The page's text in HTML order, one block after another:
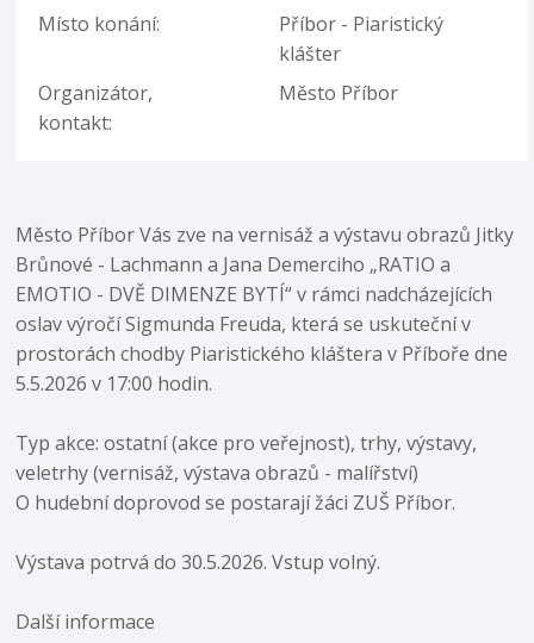
Místo konání:
Příbor - Piaristický
klášter
Organizátor,
kontakt:
Město Příbor
Město Příbor Vás zve na vernisáž a výstavu obrazů Jitky
Brůnové - Lachmann a Jana Demerciho „RATIO a
EMOTIO - DVĚ DIMENZE BYTÍ“ v rámci nadcházejících
oslav výročí Sigmunda Freuda, která se uskuteční v
prostorách chodby Piaristického kláštera v Příboře dne
5.5.2026 v 17:00 hodin.
Typ akce: ostatní (akce pro veřejnost), trhy, výstavy,
veletrhy (vernisáž, výstava obrazů - malířství)
O hudební doprovod se postarají žáci ZUŠ Příbor.
Výstava potrvá do 30.5.2026. Vstup volný.
Další informace